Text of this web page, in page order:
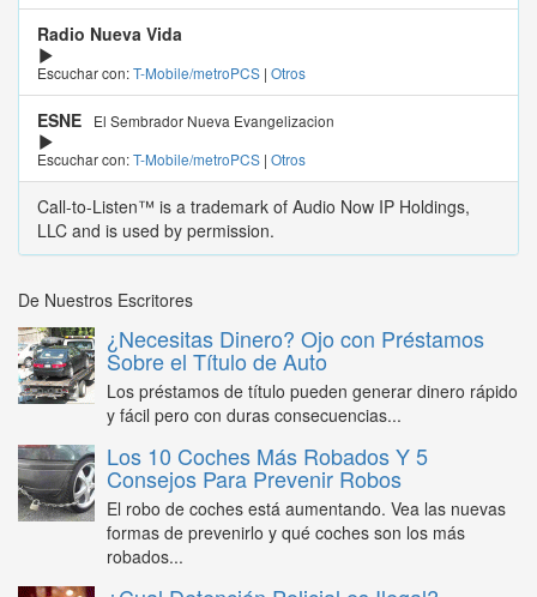
Radio Nueva Vida
Escuchar con:T-Mobile/metroPCS | Otros
ESNE
El Sembrador Nueva Evangelizacion
Escuchar con:T-Mobile/metroPCS | Otros
Call-to-Listen™ is a trademark of Audio Now IP Holdings,
LLC and is used by permission.
De Nuestros Escritores
¿Necesitas Dinero? Ojo con Préstamos
Sobre el Título de Auto
Los préstamos de título pueden generar dinero rápido
y fácil pero con duras consecuencias...
Los 10 Coches Más Robados Y 5
Consejos Para Prevenir Robos
El robo de coches está aumentando. Vea las nuevas
formas de prevenirlo y qué coches son los más
robados...